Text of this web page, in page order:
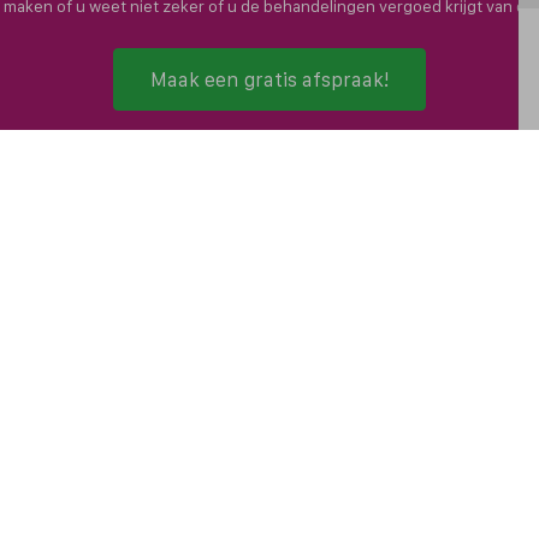
of u weet niet zeker of u de behandelingen vergoed krijgt van
Maak een gratis afspraak!